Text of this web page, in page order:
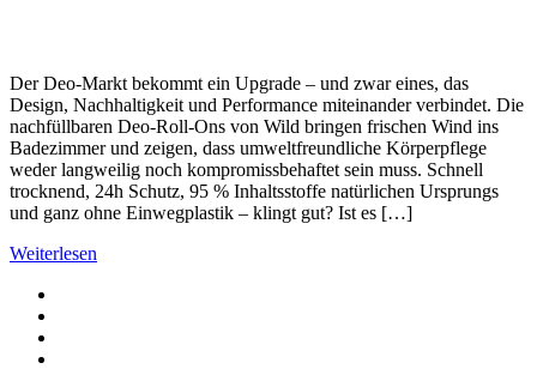
Der Deo-Markt bekommt ein Upgrade – und zwar eines, das
Design, Nachhaltigkeit und Performance miteinander verbindet. Die
nachfüllbaren Deo-Roll-Ons von Wild bringen frischen Wind ins
Badezimmer und zeigen, dass umweltfreundliche Körperpflege
weder langweilig noch kompromissbehaftet sein muss. Schnell
trocknend, 24h Schutz, 95 % Inhaltsstoffe natürlichen Ursprungs
und ganz ohne Einwegplastik – klingt gut? Ist es […]
Weiterlesen